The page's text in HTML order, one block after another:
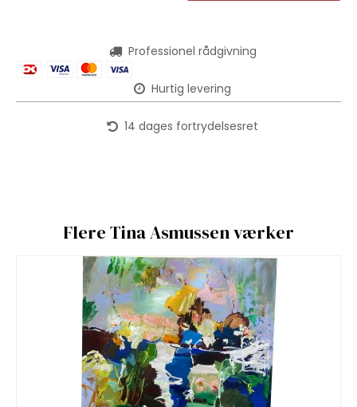
Professionel rådgivning
Hurtig levering
14 dages fortrydelsesret
Flere Tina Asmussen værker